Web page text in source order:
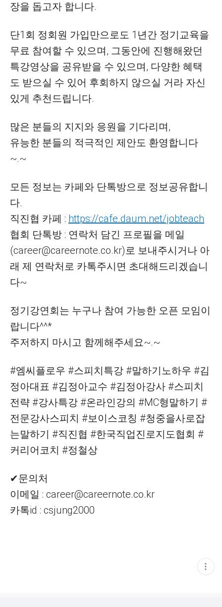
장을 돕고자 합니다.
단1회 정회원 가입만으로도 1년간 정기교육을
무료 참여할 수 있으며, 그동안에 진행해왔던
특강영상을 공유받을 수 있으며, 다양한 혜택
도 받으실 수 있어 후회하지 않으실 거라 자신
있게 추천드립니다.
많은 분들의 지지와 응원을 기다리며,
유능한 분들의 적극적인 제안도 환영합니다
~.~
모든 정보는 카페와 단톡방으로 정보공유합니
다.
직진협 카페 : https://cafe.daum.net/jobteach
협회 단톡방 : 연락처 담긴 프로필을 메일
(career@careernote.co.kr)로 보내주시거나 아
래 제 연락처로 카톡주시면 초대해드리겠습니
다~
정기강연회는 누구나 참여 가능한 오픈 모임이
랍니다^^*
주저하지 마시고 함께해주세요~.~
#엠씨플로우 #스피치특강 #말하기노하우 #김
정아대표 #김정아교수 #김정아강사 #스피치
전략 #강사특강 #온라인강의 #MC형말하기 #
전문강사스피치 #보이스코칭 #청중을사로잡
는말하기 #직진협 #한국직업진로지도협회 #
커리어코치 #정철상
✔문의처
이메일 : career@careernote.co.kr
카톡id : csjung2000
현
재